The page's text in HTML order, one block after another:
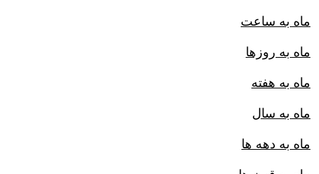
ماه به ساعت
ماه به روزها
ماه به هفته
ماه به سال
ماه به دهه ها